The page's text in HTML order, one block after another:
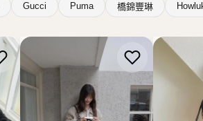
Gucci Puma 橋錦豐琳